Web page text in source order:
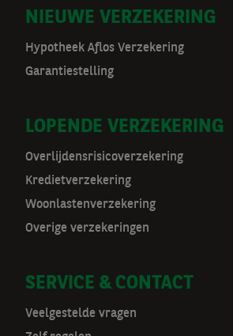
D
o
r
m
a
t
a
v
NIEUWE VERZEKERING
Hypotheek Aflos Verzekering
Garantiestelling
LOPENDE VERZEKERING
Overlijdensrisicoverzekering
Kredietverzekering
Woonlastenverzekering
Overige verzekeringen
SERVICE & CONTACT
Veelgestelde vragen